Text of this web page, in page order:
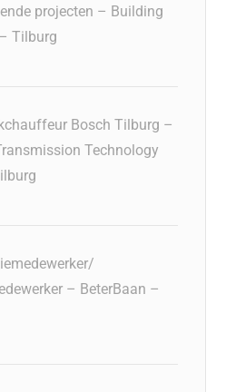
projecten – Building
Tilburg
Bosch Tilburg –
Technology
– BeterBaan –